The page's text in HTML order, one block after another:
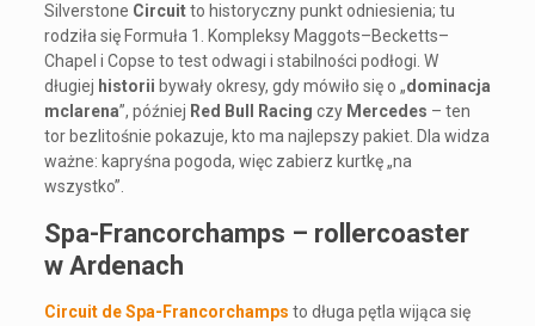
Silverstone Circuitto historyczny punkt odniesienia; tu
rodziła się Formuła 1. Kompleksy Maggots–Becketts–
Chapel i Copse to test odwagi i stabilności podłogi. W
długiej historii bywały okresy, gdy mówiło się o „dominacja
mclarena”, później Red Bull Racing czy Mercedes – ten
tor bezlitośnie pokazuje, kto ma najlepszy pakiet. Dla widza
ważne: kapryśna pogoda, więc zabierz kurtkę „na
wszystko”.
Spa-Francorchamps – rollercoaster
w Ardenach
Circuit de Spa-Francorchamps to długa pętla wijąca się